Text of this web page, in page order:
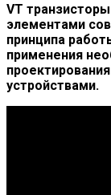
VT
элементами
принципа
применения
устройствами.